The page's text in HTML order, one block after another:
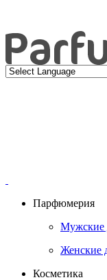
Парфюмерия
Мужские
Женские
Косметика